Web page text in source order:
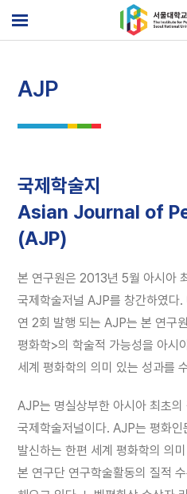
to
content
기
AJP
국제학술지
Asian Journal of
(AJP)
본 연구원은 2013년 5월 아시아
국제학술저널 AJP를 창간하였다
연 2회 발행 되는 AJP는 본 연구
평화학>의 학술적 가능성을 아시
세계 평화학의 의미 있는 성과를
AJP는 명실상부한 아시아 최초의
국제학술저널이다. AJP는 평화
발신하는 한편 세계 평화학의 의
본 연구단 연구학술활동의 질적